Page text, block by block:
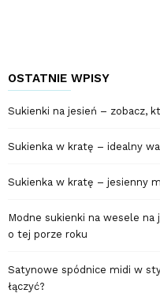
OSTATNIE WPISY
Sukienki na jesień – zobacz,
Sukienka w kratę – idealny
Sukienka w kratę – jesienny
Modne sukienki na wesele
o tej porze roku
Satynowe spódnice midi w
łączyć?